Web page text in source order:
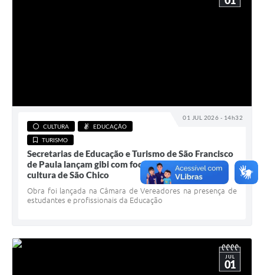
01 JUL 2026 - 14h32
CULTURA
EDUCAÇÃO
TURISMO
Secretarias de Educação e Turismo de São Francisco
de Paula lançam gibi com foco no turismo e na
cultura de São Chico
Obra foi lançada na Câmara de Vereadores na presença de
estudantes e profissionais da Educação
JUL
01